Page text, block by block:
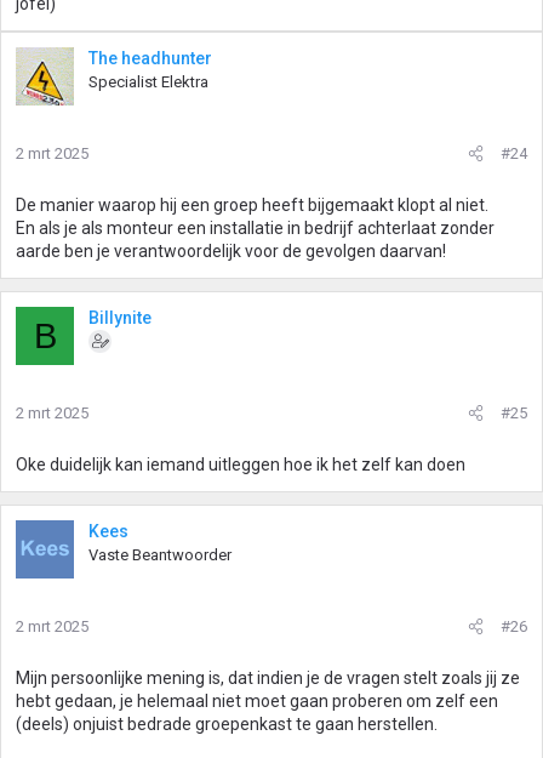
The headhunter
Specialist Elektra
2 mrt 2025 #24
De manier waarop hij een groep heeft bijgemaakt klopt al niet.
En als je als monteur een installatie in bedrijf achterlaat zonder
aarde ben je verantwoordelijk voor de gevolgen daarvan!
B Billynite
2 mrt 2025 #25
Oke duidelijk kan iemand uitleggen hoe ik het zelf kan doen
Kees
Vaste Beantwoorder
2 mrt 2025 #26
Mijn persoonlijke mening is, dat indien je de vragen stelt zoals jij ze
hebt gedaan, je helemaal niet moet gaan proberen om zelf een
(deels) onjuist bedrade groepenkast te gaan herstellen.